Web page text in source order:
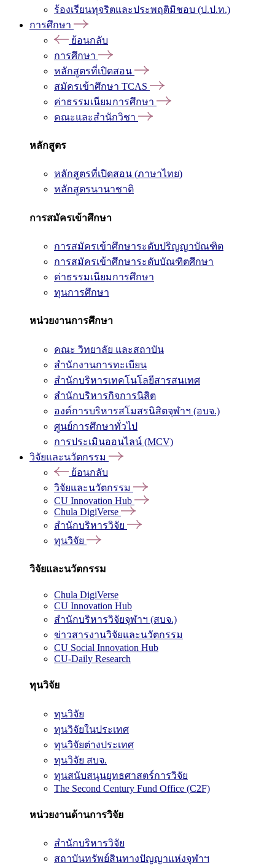
ร้องเรียนทุจริตและประพฤติมิชอบ (ป.ป.ท.)
การศึกษา
ย้อนกลับ
การศึกษา
หลักสูตรที่เปิดสอน
สมัครเข้าศึกษา TCAS
ค่าธรรมเนียมการศึกษา
คณะและสำนักวิชา
หลักสูตร
หลักสูตรที่เปิดสอน (ภาษาไทย)
หลักสูตรนานาชาติ
การสมัครเข้าศึกษา
การสมัครเข้าศึกษาระดับปริญญาบัณฑิต
การสมัครเข้าศึกษาระดับบัณฑิตศึกษา
ค่าธรรมเนียมการศึกษา
ทุนการศึกษา
หน่วยงานการศึกษา
คณะ วิทยาลัย และสถาบัน
สำนักงานการทะเบียน
สำนักบริหารเทคโนโลยีสารสนเทศ
สำนักบริหารกิจการนิสิต
องค์การบริหารสโมสรนิสิตจุฬาฯ (อบจ.)
ศูนย์การศึกษาทั่วไป
การประเมินออนไลน์ (MCV)
วิจัยและนวัตกรรม
ย้อนกลับ
วิจัยและนวัตกรรม
CU Innovation Hub
Chula DigiVerse
สำนักบริหารวิจัย
ทุนวิจัย
วิจัยและนวัตกรรม
Chula DigiVerse
CU Innovation Hub
สำนักบริหารวิจัยจุฬาฯ (สบจ.)
ข่าวสารงานวิจัยและนวัตกรรม
CU Social Innovation Hub
CU-Daily Research
ทุนวิจัย
ทุนวิจัย
ทุนวิจัยในประเทศ
ทุนวิจัยต่างประเทศ
ทุนวิจัย สบจ.
ทุนสนับสนุนยุทธศาสตร์การวิจัย
The Second Century Fund Office (C2F)
หน่วยงานด้านการวิจัย
สำนักบริหารวิจัย
สถาบันทรัพย์สินทางปัญญาแห่งจุฬาฯ